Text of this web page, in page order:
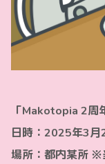
「Makotopia 2周
日時：2025年3
場所：都内某所 ※